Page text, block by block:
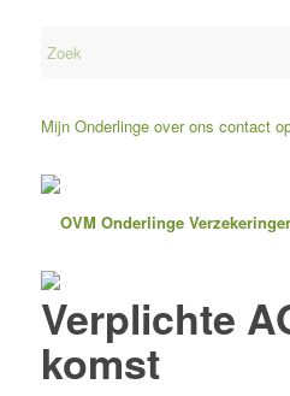
Mijn Onderlinge over ons contact
Verplichte
komst